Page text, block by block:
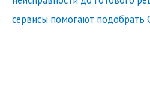
сервисы помогают подобрать